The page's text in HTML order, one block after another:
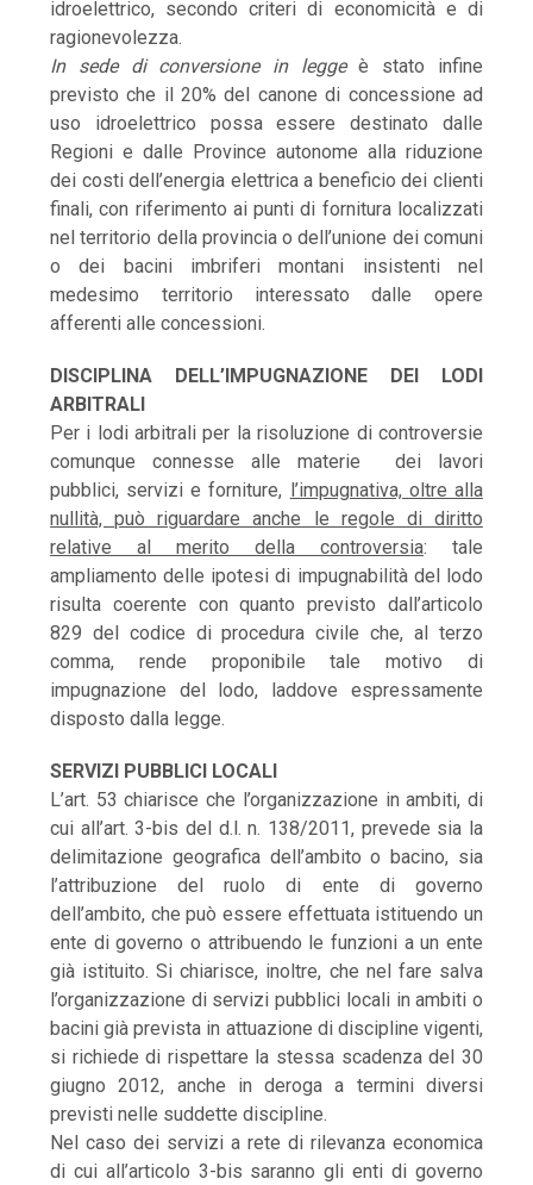
idroelettrico, secondo criteri di economicità e di
ragionevolezza.
In sede di conversione in leggeè stato infine
previsto che il 20% del canone di concessione ad
uso idroelettrico possa essere destinato dalle
Regioni e dalle Province autonome alla riduzione
dei costi dell’energia elettrica a beneficio dei clienti
finali, con riferimento ai punti di fornitura localizzati
nel territorio della provincia o dell’unione dei comuni
o dei bacini imbriferi montani insistenti nel
medesimo territorio interessato dalle opere
afferenti alle concessioni.
DISCIPLINA DELL’IMPUGNAZIONE DEI LODI
ARBITRALI
Per i lodi arbitrali per la risoluzione di controversie
comunque connesse alle materie dei lavori
pubblici, servizi e forniture, l’impugnativa, oltre alla
nullità, può riguardare anche le regole di diritto
relative al merito della controversia: tale
ampliamento delle ipotesi di impugnabilità del lodo
risulta coerente con quanto previsto dall’articolo
829 del codice di procedura civile che, al terzo
comma, rende proponibile tale motivo di
impugnazione del lodo, laddove espressamente
disposto dalla legge.
SERVIZI PUBBLICI LOCALI
L’art. 53 chiarisce che l’organizzazione in ambiti, di
cui all’art. 3-bis del d.l. n. 138/2011, prevede sia la
delimitazione geografica dell’ambito o bacino, sia
l’attribuzione del ruolo di ente di governo
dell’ambito, che può essere effettuata istituendo un
ente di governo o attribuendo le funzioni a un ente
già istituito. Si chiarisce, inoltre, che nel fare salva
l’organizzazione di servizi pubblici locali in ambiti o
bacini già prevista in attuazione di discipline vigenti,
si richiede di rispettare la stessa scadenza del 30
giugno 2012, anche in deroga a termini diversi
previsti nelle suddette discipline.
Nel caso dei servizi a rete di rilevanza economica
di cui all’articolo 3-bis saranno gli enti di governo